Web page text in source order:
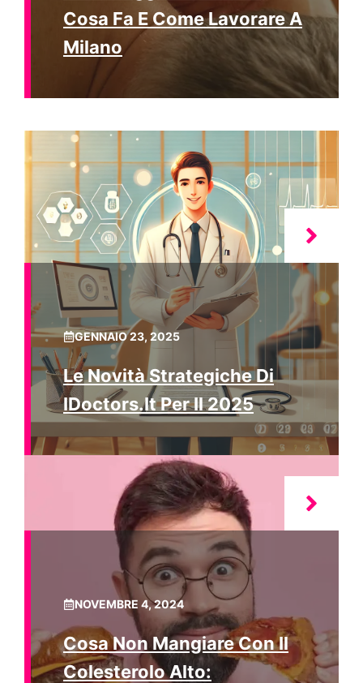
Cosa Fa E Come Lavorare A
Milano
GENNAIO 23, 2025
Le Novità Strategiche Di
IDoctors.it Per Il 2025
NOVEMBRE 4, 2024
Cosa Non Mangiare Con Il
Colesterolo Alto: